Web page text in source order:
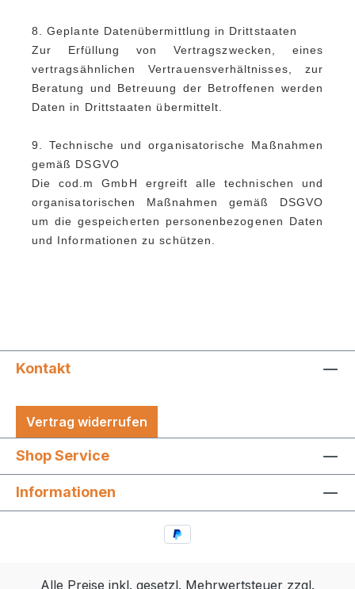
8. Geplante Datenübermittlung in Drittstaaten
Zur Erfüllung von Vertragszwecken, eines
vertragsähnlichen Vertrauensverhältnisses, zur
Beratung und Betreuung der Betroffenen werden
Daten in Drittstaaten übermittelt
9. Technische und organisatorische Maßnahmen
gemäß DSGVO
Die cod.m GmbH ergreift alle technischen und
organisatorischen Maßnahmen gemäß DSGVO
um die gespeicherten personenbezogenen Daten
und Informationen zu schützen.
Kontakt
Vertrag widerrufen
Shop Service
Informationen
Alle Preise inkl. gesetzl. Mehrwertsteuer zzgl.